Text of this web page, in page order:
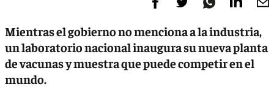
Mientras el gobierno no menciona a la industria,
un laboratorio nacional inaugura su nueva planta
de vacunas y muestra que puede competir en el
mundo.